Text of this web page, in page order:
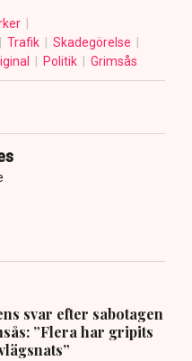
Trafik
Skadegörelse
Politik Grimsås
svar efter sabotagen
”Flera har gripits